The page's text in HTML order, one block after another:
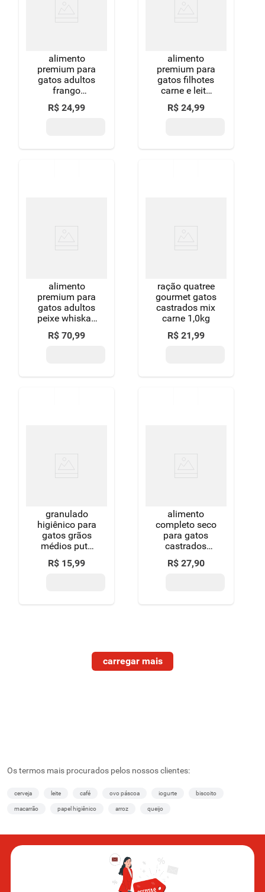
alimento
premium para
gatos adultos
frango
whiskas
pacote 900g
R$ 24,99
alimento
premium para
gatos filhotes
carne e leite
whiskas
pacote 900g
R$ 24,99
alimento
premium para
gatos adultos
peixe whiskas
pacote 2,7kg
R$ 70,99
ração quatree
gourmet gatos
castrados mix
carne 1,0kg
R$ 21,99
granulado
higiênico para
gatos grãos
médios putz
kelco 4kg
R$ 15,99
alimento
completo seco
para gatos
castrados
adultos frango
e vegetais
R$ 27,90
Os termos mais procurados pelos nossos clientes:
cerveja leite café ovo páscoa iogurte biscoito
macarrão papel higiênico arroz queijo